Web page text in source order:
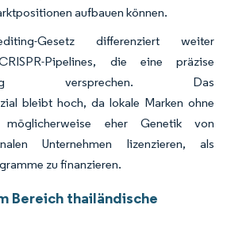
aufbauen können.
Gesetz differenziert weiter
Pipelines, die eine präzise
versprechen. Das
bleibt hoch, da lokale Marken ohne
möglicherweise eher Genetik von
Unternehmen lizenzieren, als
zu finanzieren.
Bereich thailändische